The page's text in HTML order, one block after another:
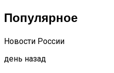
Популярное
Новости России
день назад